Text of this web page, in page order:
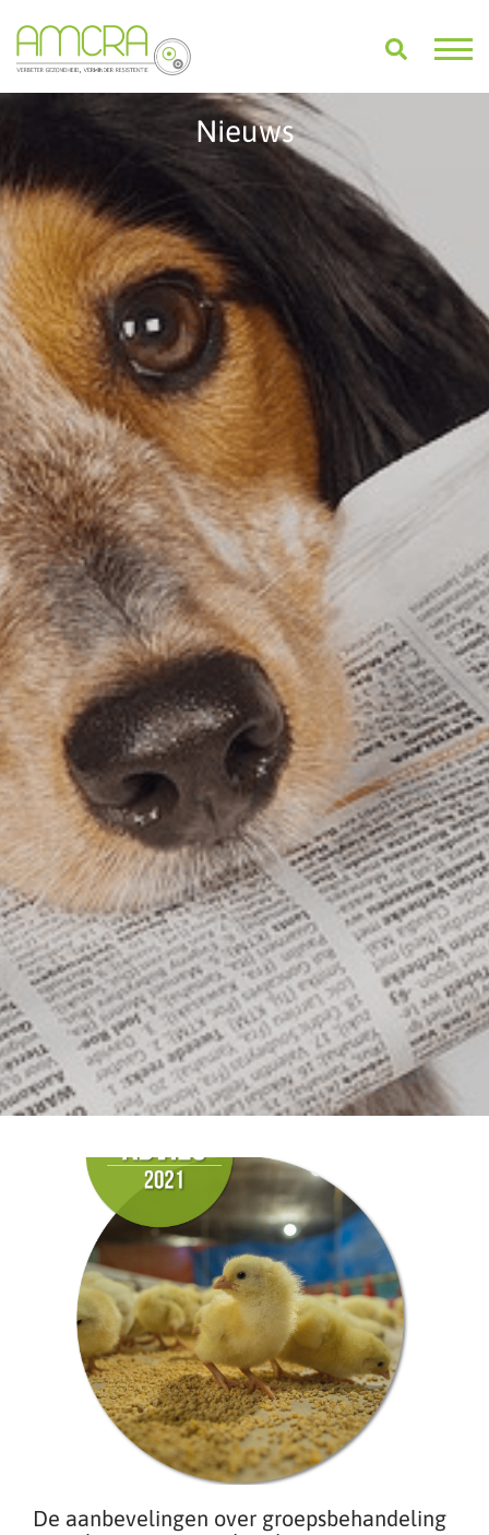
Nieuws
De aanbevelingen over groepsbehandeling